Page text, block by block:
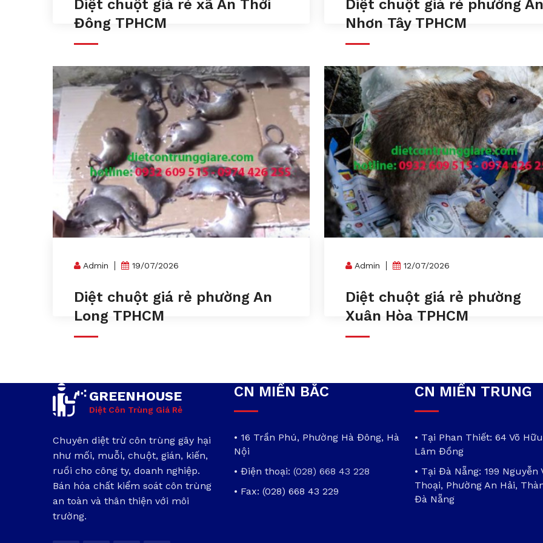
Diệt chuột giá rẻ xã An Thới
Đông TPHCM
Diệt chuột giá rẻ phường An
Nhơn Tây TPHCM
Admin 19/07/2026
Diệt chuột giá rẻ phường An
Long TPHCM
Admin 12/07/2026
Diệt chuột giá rẻ phường
Xuân Hòa TPHCM
GREENHOUSE
Diệt Côn Trùng Giá Rẻ
Chuyên diệt trừ côn trùng gây hại
như mối, muỗi, chuột, gián, kiến,
ruồi cho công ty, doanh nghiệp.
Bán hóa chất kiểm soát côn trùng
an toàn và thân thiện với môi
trường.
CN MIỀN BẮC
• 16 Trần Phú, Phường Hà Đông, Hà
Nội
• Điện thoại: (028) 668 43 228
• Fax: (028) 668 43 229
CN MIỀN TRUNG
• Tại Phan Thiết: 64 Võ
Lâm Đồng
• Tại Đà Nẵng: 199 Nguyễn
Thoại, Phường An Hải,
Đà Nẵng